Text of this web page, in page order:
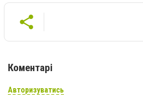
Коментарі
Авторизуватись